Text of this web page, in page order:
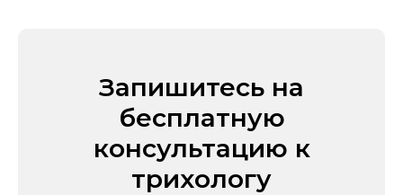
Запишитесь на
бесплатную
консультацию к
трихологу